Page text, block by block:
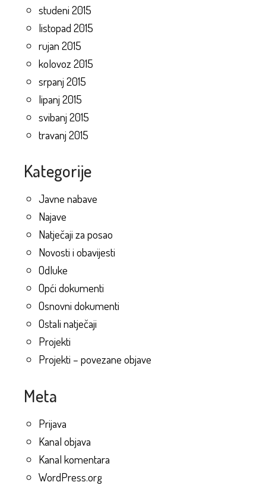
studeni 2015
listopad 2015
rujan 2015
kolovoz 2015
srpanj 2015
lipanj 2015
svibanj 2015
travanj 2015
Kategorije
Javne nabave
Najave
Natječaji za posao
Novosti i obavijesti
Odluke
Opći dokumenti
Osnovni dokumenti
Ostali natječaji
Projekti
Projekti – povezane objave
Meta
Prijava
Kanal objava
Kanal komentara
WordPress.org